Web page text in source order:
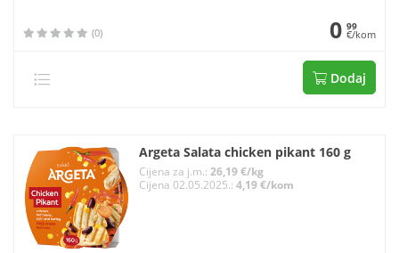
(0) 0 99
€/kom
Dodaj
Argeta Salata chicken pikant 160 g
Cijena za j.m.: 26,19 €/kg
Cijena 02.05.2025.: 4,19 €/kom